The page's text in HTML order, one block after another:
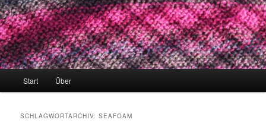
Start Über
SCHLAGWORTARCHIV:SEAFOAM